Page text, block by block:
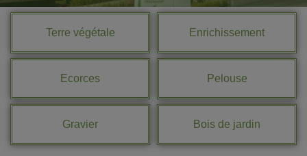
Terre végétale
Ecorces
Gravier
Enrichissement
Pelouse
Bois de jardin